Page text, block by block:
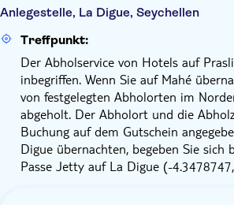
Anlegestelle, La Digue, Seychellen
Treffpunkt:
Der Abholservice von Hotels auf
inbegriffen. Wenn Sie auf Mahé
von festgelegten Abholorten im
abgeholt. Der Abholort und die
Buchung auf dem Gutschein
Digue übernachten, begeben Sie
Passe Jetty auf La Digue (-